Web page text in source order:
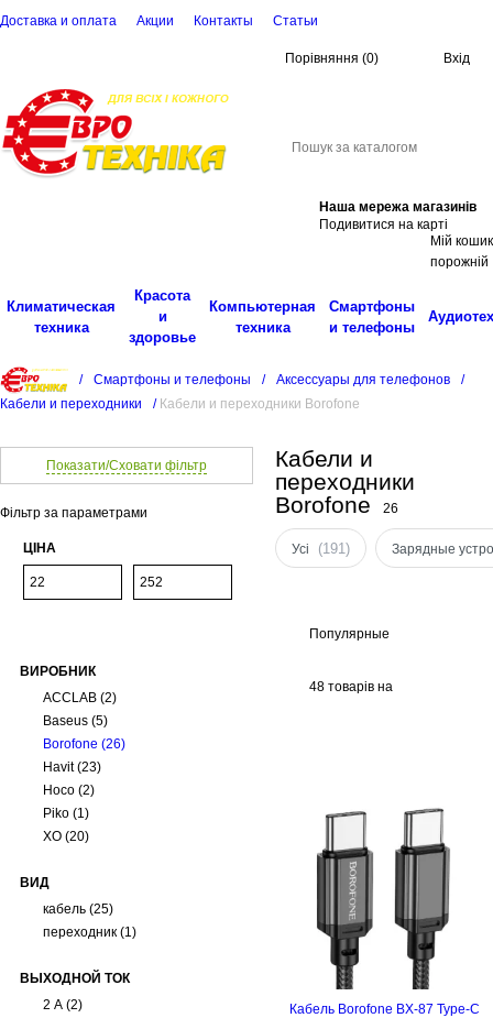
Доставка и оплата Акции Контакты Cтатьи
Порівняння (0) Вхід
Наша мережа магазинів
Подивитися на карті
Мій кошик
порожній
Климатическая
техника
Красота
и
здоровье
Компьютерная
техника
Смартфоны
и телефоны
/ Смартфоны и телефоны / Аксессуары для телефонов
/
Кабели и переходники
/ Кабели и переходники Borofone
Показати/Сховати фільтр
Фільтр за параметрами
ЦІНА
ВИРОБНИК
ACCLAB (2)
Baseus (5)
Borofone (26)
Havit (23)
Hoco (2)
Piko (1)
XO (20)
ВИД
кабель (25)
переходник (1)
ВЫХОДНОЙ ТОК
2 А (2)
Кабели и
переходники
Borofone
26
Усі (191) Зарядные
Популярные
48 товарів на
Кабель Borofone BX-87 Type-C